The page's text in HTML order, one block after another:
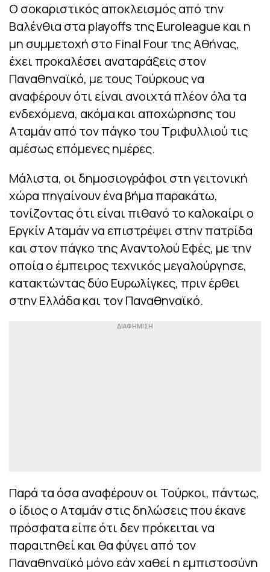
Ο σοκαριστικός αποκλεισμός από την
Βαλένθια στα playoffs της Euroleague και η
μη συμμετοχή στο Final Four της Αθήνας,
έχει προκαλέσει αναταράξεις στον
Παναθηναϊκό, με τους Τούρκους να
αναφέρουν ότι είναι ανοιχτά πλέον όλα τα
ενδεχόμενα, ακόμα και αποχώρησης του
Αταμάν από τον πάγκο του Τριφυλλιού τις
αμέσως επόμενες ημέρες.
Μάλιστα, οι δημοσιογράφοι στη γειτονική
χώρα πηγαίνουν ένα βήμα παρακάτω,
τονίζοντας ότι είναι πιθανό το καλοκαίρι ο
Εργκίν Αταμάν να επιστρέψει στην πατρίδα
και στον πάγκο της Αναντολού Εφές, με την
οποία ο έμπειρος τεχνικός μεγαλούργησε,
κατακτώντας δύο Ευρωλίγκες, πριν έρθει
στην Ελλάδα και τον Παναθηναϊκό.
Παρά τα όσα αναφέρουν οι Τούρκοι, πάντως,
ο ίδιος ο Αταμάν στις δηλώσεις που έκανε
πρόσφατα είπε ότι δεν πρόκειται να
παραιτηθεί και θα φύγει από τον
Παναθηναϊκό μόνο εάν χαθεί η εμπιστοσύνη